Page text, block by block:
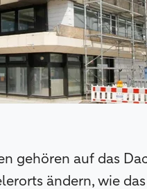
gehören auf das
ändern, wie